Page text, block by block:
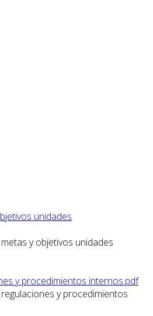
unidades
y objetivos unidades
y procedimientos internos.pdf
y procedimientos